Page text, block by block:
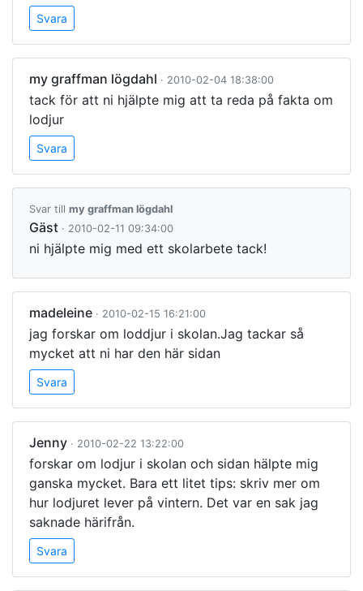
Svara
my graffman lögdahl · 2010-02-04 18:38:00
tack för att ni hjälpte mig att ta reda på fakta om
lodjur
Svara
Svar till my graffman lögdahl
Gäst · 2010-02-11 09:34:00
ni hjälpte mig med ett skolarbete tack!
madeleine · 2010-02-15 16:21:00
jag forskar om loddjur i skolan.Jag tackar så
mycket att ni har den här sidan
Svara
Jenny · 2010-02-22 13:22:00
forskar om lodjur i skolan och sidan hälpte mig
ganska mycket. Bara ett litet tips: skriv mer om
hur lodjuret lever på vintern. Det var en sak jag
saknade härifrån.
Svara